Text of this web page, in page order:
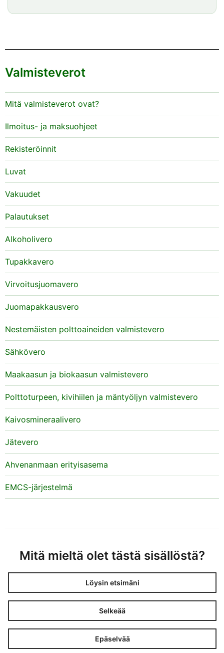
Valmisteverot
Mitä valmisteverot ovat?
Ilmoitus- ja maksuohjeet
Rekisteröinnit
Luvat
Vakuudet
Palautukset
Alkoholivero
Tupakkavero
Virvoitusjuomavero
Juomapakkausvero
Nestemäisten polttoaineiden valmistevero
Sähkövero
Maakaasun ja biokaasun valmistevero
Polttoturpeen, kivihiilen ja mäntyöljyn valmistevero
Kaivosmineraalivero
Jätevero
Ahvenanmaan erityisasema
EMCS-järjestelmä
Mitä mieltä olet tästä sisällöstä?
Löysin etsimäni
Selkeää
Epäselvää